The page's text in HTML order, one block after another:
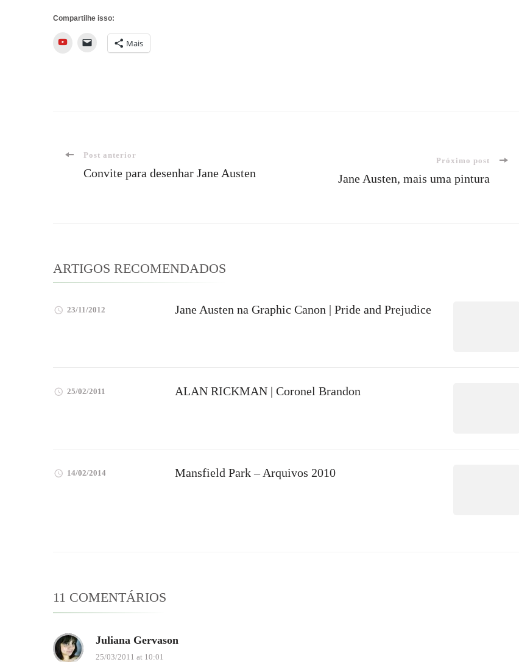
Compartilhe isso:
YouTube Mais
Navegação
Post anterior
Convite para desenhar Jane Austen
Próximo post
Jane Austen, mais uma pintura
ARTIGOS RECOMENDADOS
23/11/2012 Jane Austen na Graphic Canon | Pride and Prejudice
25/02/2011 ALAN RICKMAN | Coronel Brandon
14/02/2014 Mansfield Park – Arquivos 2010
11 COMENTÁRIOS
Juliana Gervason
25/03/2011 at 10:01